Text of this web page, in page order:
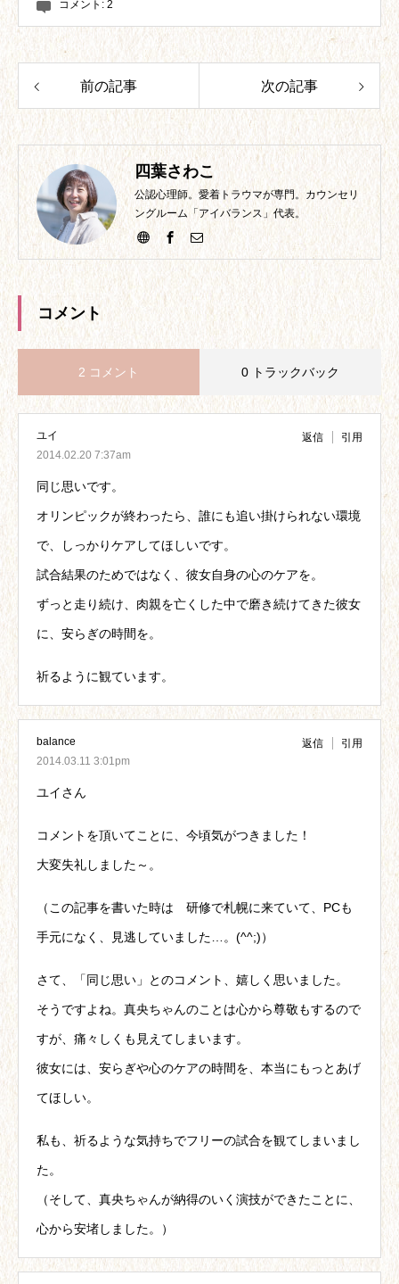
コメント: 2
前の記事 次の記事
四葉さわこ
公認心理師。愛着トラウマが専門。カウンセリ
ングルーム「アイバランス」代表。
コメント
2 コメント 0 トラックバック
ユイ
2014.02.20 7:37am
返信 引用
同じ思いです。
オリンピックが終わったら、誰にも追い掛けられない環境
で、しっかりケアしてほしいです。
試合結果のためではなく、彼女自身の心のケアを。
ずっと走り続け、肉親を亡くした中で磨き続けてきた彼女
に、安らぎの時間を。
祈るように観ています。
balance
2014.03.11 3:01pm
返信 引用
ユイさん
コメントを頂いてことに、今頃気がつきました！
大変失礼しました～。
（この記事を書いた時は 研修で札幌に来ていて、PCも
手元になく、見逃していました…。(^^;)）
さて、「同じ思い」とのコメント、嬉しく思いました。
そうですよね。真央ちゃんのことは心から尊敬もするので
すが、痛々しくも見えてしまいます。
彼女には、安らぎや心のケアの時間を、本当にもっとあげ
てほしい。
私も、祈るような気持ちでフリーの試合を観てしまいまし
た。
（そして、真央ちゃんが納得のいく演技ができたことに、
心から安堵しました。）